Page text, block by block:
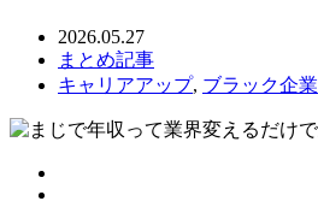
2026.05.27
まとめ記事
キャリアアップ, ブラック企業